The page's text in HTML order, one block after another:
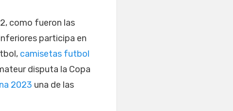
como fueron las
participa en
camisetas futbol
disputa la Copa
2023 una de las